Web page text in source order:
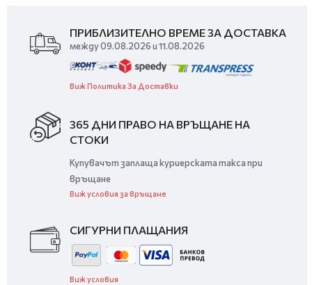
ПРИБЛИЗИТЕЛНО ВРЕМЕ ЗА ДОСТАВКА
между 09.08.2026 и 11.08.2026
Виж Политика За Доставки
365 ДНИ ПРАВО НА ВРЪЩАНЕ НА
СТОКИ
Купувачът заплаща куриерската такса при
връщане
Виж условия за връщане
СИГУРНИ ПЛАЩАНИЯ
Виж условия